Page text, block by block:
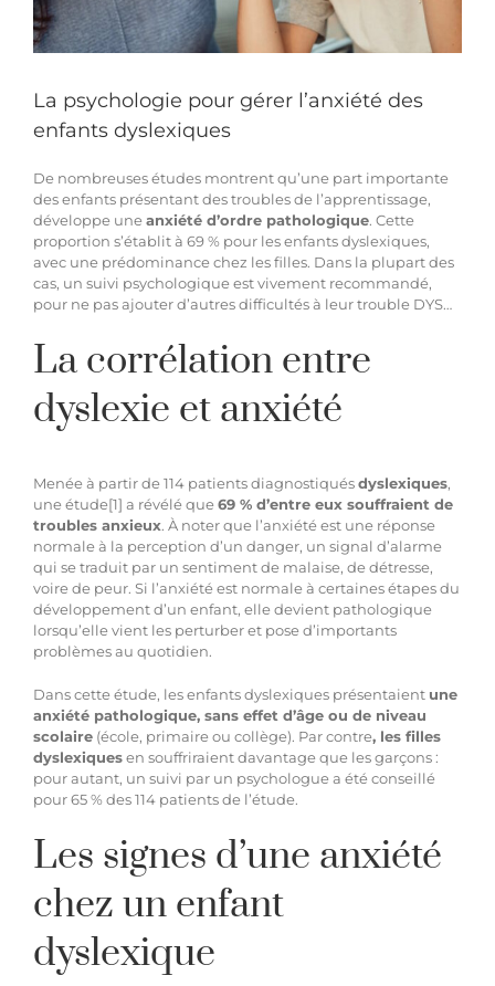
Hypnothérapie à distance
Blog
Espace membre
Facebook
La psychologie pour gérer l’anxiété des
enfants dyslexiques
De nombreuses études montrent qu’une part importante
des enfants présentant des troubles de l’apprentissage,
développe uneanxiété d’ordre pathologique. Cette
proportion s’établit à 69 % pour les enfants dyslexiques,
avec une prédominance chez les filles. Dans la plupart des
cas, un suivi psychologique est vivement recommandé,
pour ne pas ajouterd’autres difficultésà leur trouble DYS…
La corrélation entre
dyslexie et anxiété
Menée à partir de 114 patients diagnostiquésdyslexiques,
une étude[1] a révélé que69 % d’entre eux souffraient de
troubles anxieux. À noter que l’anxiété est une réponse
normale à la perception d’un danger, un signal d’alarme
qui se traduit par un sentiment de malaise, de détresse,
voire de peur. Si l’anxiété est normale à certaines étapes du
développement d’un enfant, elle devient pathologique
lorsqu’elle vient les perturber et pose d’importants
problèmes au quotidien.
Dans cette étude, les enfants dyslexiques présentaient une
anxiété pathologique, sans effet d’âge ou de niveau
scolaire (école, primaire ou collège). Par contre, les filles
dyslexiquesen souffriraient davantage que les garçons :
pour autant, un suivi par un psychologue a été conseillé
pour 65 % des 114 patients de l’étude.
Les signes d’une anxiété
chez un enfant
dyslexique